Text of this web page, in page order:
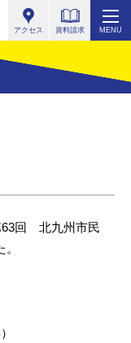
アクセス 資料請求 MENU
63回 北九州市民
）